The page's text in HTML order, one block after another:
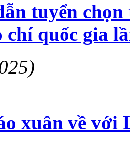
tuyển chọn
chí quốc gia
xuân về với